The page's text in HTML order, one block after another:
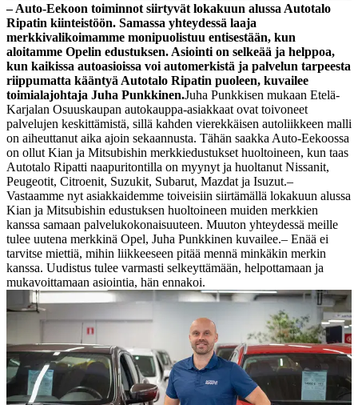
– Auto-Eekoon toiminnot siirtyvät lokakuun alussa Autotalo
Ripatin kiinteistöön. Samassa yhteydessä laaja
merkkivalikoimamme monipuolistuu entisestään, kun
aloitamme Opelin edustuksen. Asiointi on selkeää ja helppoa,
kun kaikissa autoasioissa voi automerkistä ja palvelun tarpeesta
riippumatta kääntyä Autotalo Ripatin puoleen, kuvailee
toimialajohtaja Juha Punkkinen.Juha Punkkisen mukaan Etelä-
Karjalan Osuuskaupan autokauppa-asiakkaat ovat toivoneet
palvelujen keskittämistä, sillä kahden vierekkäisen autoliikkeen malli
on aiheuttanut aika ajoin sekaannusta. Tähän saakka Auto-Eekoossa
on ollut Kian ja Mitsubishin merkkiedustukset huoltoineen, kun taas
Autotalo Ripatti naapuritontilla on myynyt ja huoltanut Nissanit,
Peugeotit, Citroenit, Suzukit, Subarut, Mazdat ja Isuzut.–
Vastaamme nyt asiakkaidemme toiveisiin siirtämällä lokakuun alussa
Kian ja Mitsubishin edustuksen huoltoineen muiden merkkien
kanssa samaan palvelukokonaisuuteen. Muuton yhteydessä meille
tulee uutena merkkinä Opel, Juha Punkkinen kuvailee.– Enää ei
tarvitse miettiä, mihin liikkeeseen pitää mennä minkäkin merkin
kanssa. Uudistus tulee varmasti selkeyttämään, helpottamaan ja
mukavoittamaan asiointia, hän ennakoi.